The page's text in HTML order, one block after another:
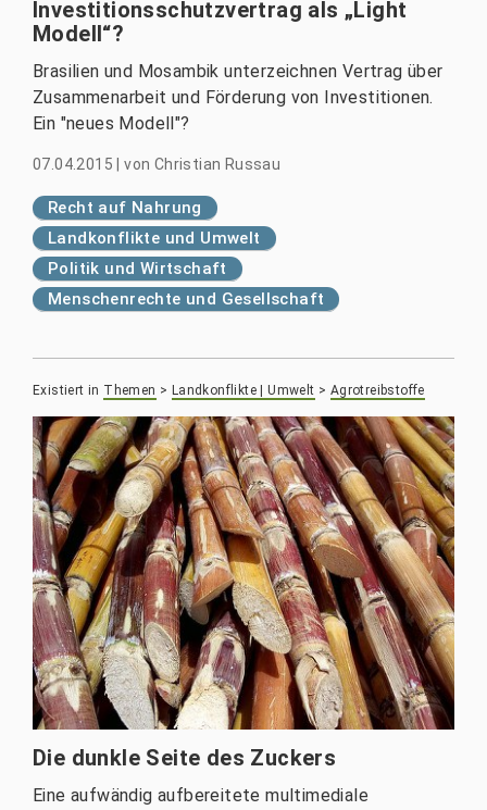
Investitionsschutzvertrag als „Light
Modell“?
Brasilien und Mosambik unterzeichnen Vertrag über
Zusammenarbeit und Förderung von Investitionen.
Ein "neues Modell"?
07.04.2015 |von Christian Russau
Recht auf Nahrung
Landkonflikte und Umwelt
Politik und Wirtschaft
Menschenrechte und Gesellschaft
Existiert in Themen > Landkonflikte | Umwelt > Agrotreibstoffe
Die dunkle Seite des Zuckers
Eine aufwändig aufbereitete multimediale